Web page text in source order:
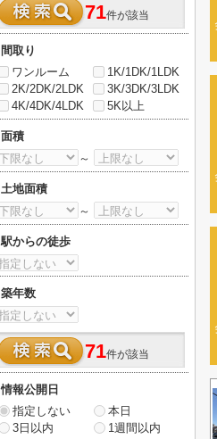
71件が該当
間取り
ワンルーム
1K/1DK/1LDK
2K/2DK/2LDK
3K/3DK/3LDK
4K/4DK/4LDK
5K以上
面積
～
土地面積
～
駅からの徒歩
築年数
71件が該当
情報公開日
指定しない
本日
3日以内
1週間以内